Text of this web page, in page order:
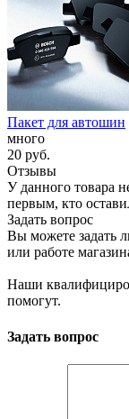
Пакет для автошин
много
20 руб.
Отзывы
У данного товара
первым, кто
Задать вопрос
Вы можете задать
или работе
Наши
помогут.
Задать вопрос